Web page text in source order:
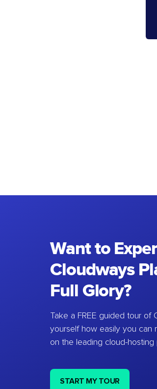
Want to
Cloudways
Full Glory?
Take a FREE guided tour of
yourself how easily you can
on the leading cloud-hosting
START MY TOUR